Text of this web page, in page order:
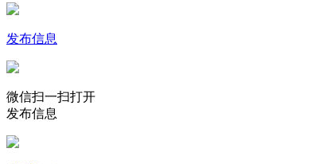
发布信息
微信扫一扫打开
发布信息